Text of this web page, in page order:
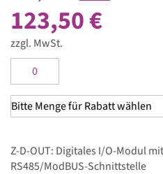
123,50 €
zzgl. MwSt.
Z-D-OUT: Digitales I/O-Modul
RS485/ModBUS-Schnittstelle